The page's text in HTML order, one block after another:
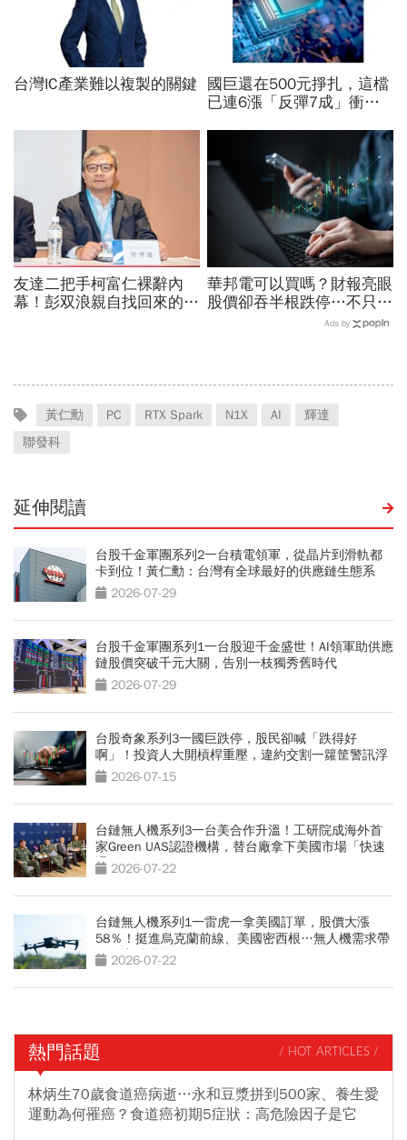
台灣IC產業難以複製的關鍵
國巨還在500元掙扎，這檔
已連6漲「反彈7成」衝千
友達二把手柯富仁裸辭內
幕！彭双浪親自找回來的接
華邦電可以買嗎？財報亮眼
股價卻吞半根跌停…不只外
資終結連3買改賣超1.8萬
Ads by
黃仁勳 PC RTX Spark N1X AI
輝達
聯發科
延伸閱讀
台股千金軍團系列2一台積電領軍，從晶片到滑軌都
卡到位！黃仁勳：台灣有全球最好的供應鏈生態系
2026-07-29
台股千金軍團系列1一台股迎千金盛世！AI領軍助供應
鏈股價突破千元大關，告別一枝獨秀舊時代
2026-07-29
台股奇象系列3一國巨跌停，股民卻喊「跌得好
啊」！投資人大開槓桿重壓，違約交割一籮筐警訊浮
現 2026-07-15
台鏈無人機系列3一台美合作升溫！工研院成海外首
家Green UAS認證機構，替台廠拿下美國市場「快速
通關」
2026-07-22
台鏈無人機系列1一雷虎一拿美國訂單，股價大漲
58％！挺進烏克蘭前線、美國密西根…無人機需求帶
動供應鏈崛起
2026-07-22
熱門話題 / HOT ARTICLES /
林炳生70歲食道癌病逝…永和豆漿拼到500家、養生愛
運動為何罹癌？食道癌初期5症狀：高危險因子是它